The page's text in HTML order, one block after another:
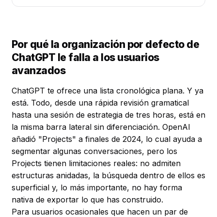
Por qué la organización por defecto de
ChatGPT le falla a los usuarios
avanzados
ChatGPT te ofrece una lista cronológica plana. Y ya
está. Todo, desde una rápida revisión gramatical
hasta una sesión de estrategia de tres horas, está en
la misma barra lateral sin diferenciación. OpenAI
añadió "Projects" a finales de 2024, lo cual ayuda a
segmentar algunas conversaciones, pero los
Projects tienen limitaciones reales: no admiten
estructuras anidadas, la búsqueda dentro de ellos es
superficial y, lo más importante, no hay forma
nativa de exportar lo que has construido.
Para usuarios ocasionales que hacen un par de